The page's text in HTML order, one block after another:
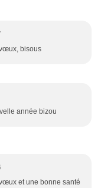
bisous
année bizou
et une bonne santé